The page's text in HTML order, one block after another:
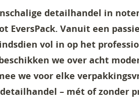
detailhandel in
EversPack. Vanuit een
vol in op het
we over acht
we voor elke
– mét of zonder